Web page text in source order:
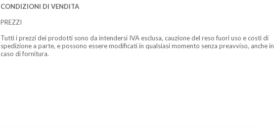
CONDIZIONI DI VENDITA
PREZZI
Tutti i prezzi dei prodotti sono da intendersi IVA esclusa, cauzione del reso fuori uso e costi di
spedizione a parte, e possono essere modificati in qualsiasi momento senza preavviso, anche in
caso di fornitura.